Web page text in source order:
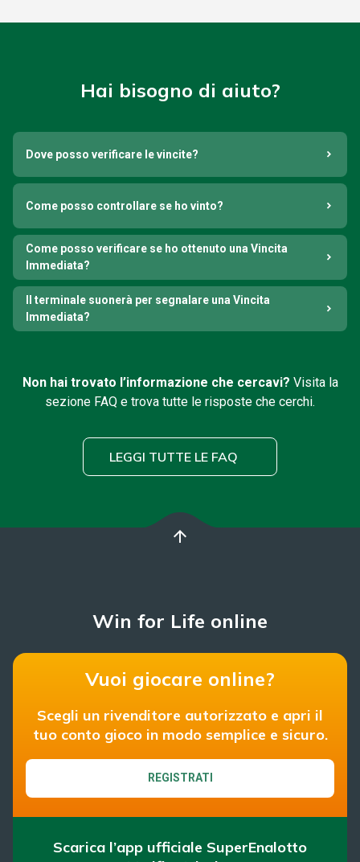
Hai bisogno di aiuto?
Dove posso verificare le vincite?
Come posso controllare se ho vinto?
Come posso verificare se ho ottenuto una Vincita
Immediata?
Il terminale suonerà per segnalare una Vincita
Immediata?
Non hai trovato l’informazione che cercavi? Visita la
sezione FAQ e trova tutte le risposte che cerchi.
LEGGI TUTTE LE FAQ
arrow_upward
Win for Life online
Vuoi giocare online?
Scegli un rivenditore autorizzato e apri il
tuo conto gioco in modo semplice e sicuro.
REGISTRATI
Scarica l’app ufficiale SuperEnalotto